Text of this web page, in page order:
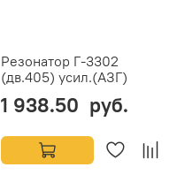
Резонатор Г-3302
(дв.405) усил.(АЗГ)
1 938.50 руб.